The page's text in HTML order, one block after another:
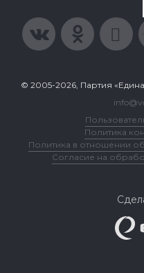
© 2005-2026, Партия
Политика
Политика в отношении
Согласие на